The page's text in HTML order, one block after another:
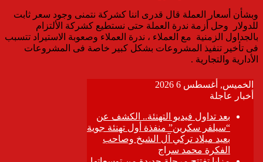
وبشأن أسعار العملة قال قدرى اننا كشركة نتمنى وجود سعر ثابت
للدولار وحل أزمة ندرة العملة حتى نستطيع كشركة الألتزام
بالجداول الزمنية مع العملاء ، ندرة العملاء وصعوبة الاستيراد تتسبب
فى تأخير تنفيذ المشروعات بشكل كبير خاصة فى المشروعات
الأدارية والتجارية .